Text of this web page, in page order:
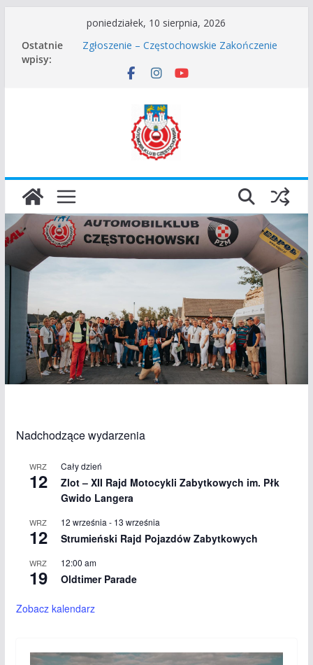
treści
poniedziałek, 10 sierpnia, 2026
Ostatnie
wpisy:
Częstochowskie Rozpoczęcie Sezonu 2026
Zgłoszenie – Częstochowskie Zakończenie
45 Rajd Częstochowski zostaje odwołany.
I Gliwicki Classic Sprint o Puchar Prezydenta
Miasta Gliwice
Nadchodzące wydarzenia
WRZ
12
Cały dzień
Zlot – XII Rajd Motocykli Zabytkowych im. Płk
Gwido Langera
WRZ
12
12 września - 13 września
Strumieński Rajd Pojazdów Zabytkowych
WRZ
19
12:00 am
Oldtimer Parade
Zobacz kalendarz